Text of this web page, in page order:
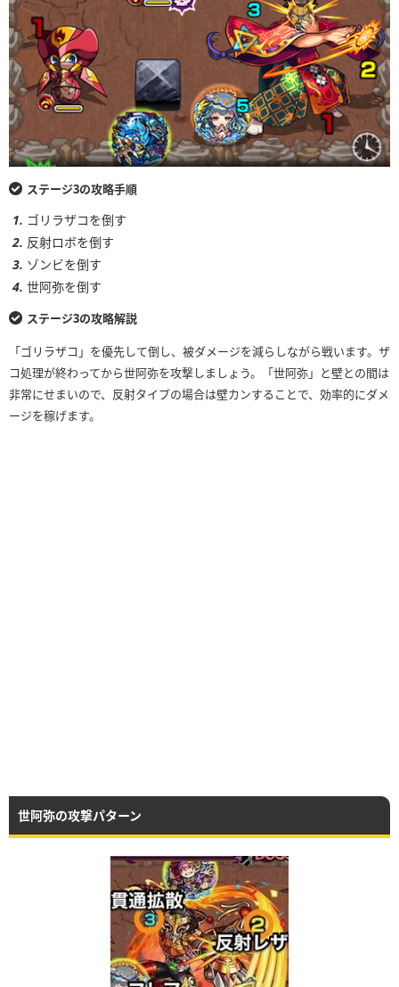
ステージ3の攻略手順
ゴリラザコを倒す
反射ロボを倒す
ゾンビを倒す
世阿弥を倒す
ステージ3の攻略解説
「ゴリラザコ」を優先して倒し、被ダメージを減らしながら戦います。ザ
コ処理が終わってから世阿弥を攻撃しましょう。「世阿弥」と壁との間は
非常にせまいので、反射タイプの場合は壁カンすることで、効率的にダメ
ージを稼げます。
世阿弥の攻撃パターン